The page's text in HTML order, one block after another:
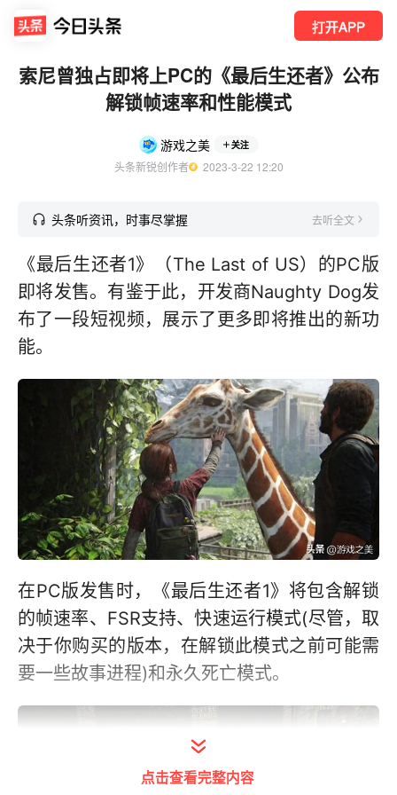
打开APP
索尼曾独占即将上PC的《最后生还者》公布
解锁帧速率和性能模式
游戏之美 关注
头条新锐创作者
  2023-3-22 12:20
头条听资讯，时事尽掌握 去听全文
《最后生还者1》（The Last of US）的PC版
即将发售。有鉴于此，开发商Naughty Dog发
布了一段短视频，展示了更多即将推出的新功
能。
在PC版发售时，《最后生还者1》将包含解锁
的帧速率、FSR支持、快速运行模式(尽管，取
决于你购买的版本，在解锁此模式之前可能需
要一些故事进程)和永久死亡模式。
点击查看完整内容